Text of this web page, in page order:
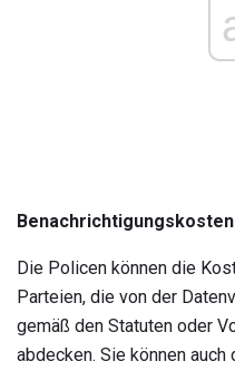
Benachrichtigungskosten
Die Policen können die
Parteien, die von der
gemäß den Statuten oder
abdecken. Sie können